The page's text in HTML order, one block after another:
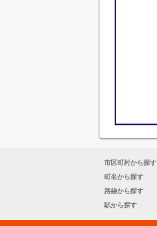
市区町村から探す
町名から探す
路線から探す
駅から探す